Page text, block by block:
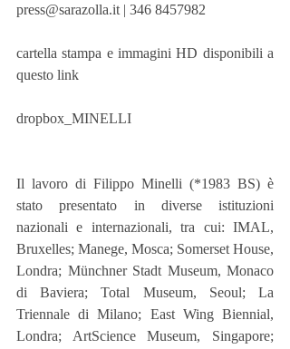
press@sarazolla.it | 346 8457982
cartella stampa e immagini HD disponibili a
questo link
dropbox_MINELLI
Il lavoro di Filippo Minelli (*1983 BS) è
stato presentato in diverse istituzioni
nazionali e internazionali, tra cui: IMAL,
Bruxelles; Manege, Mosca; Somerset House,
Londra; Münchner Stadt Museum, Monaco
di Baviera; Total Museum, Seoul; La
Triennale di Milano; East Wing Biennial,
Londra; ArtScience Museum, Singapore;